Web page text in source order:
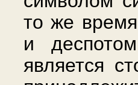
то же
и
является